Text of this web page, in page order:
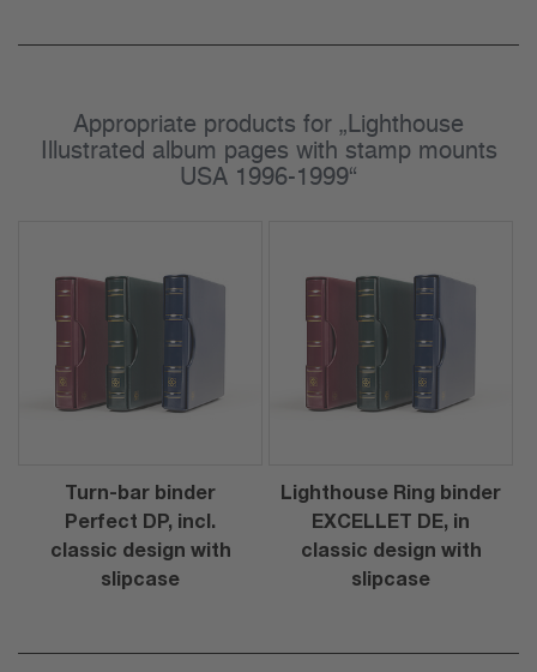
Appropriate products for „Lighthouse
Illustrated album pages with stamp mounts
USA 1996-1999“
Turn-bar binder
Perfect DP, incl.
classic design with
slipcase
Lighthouse Ring binder
EXCELLET DE, in
classic design with
slipcase